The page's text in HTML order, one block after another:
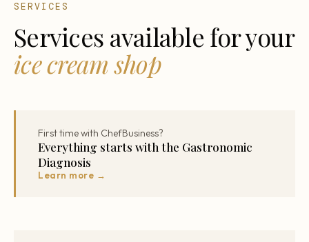
SERVICES
Services available for your
ice cream shop
First time with ChefBusiness?
Everything starts with the Gastronomic
Diagnosis
Learn more →